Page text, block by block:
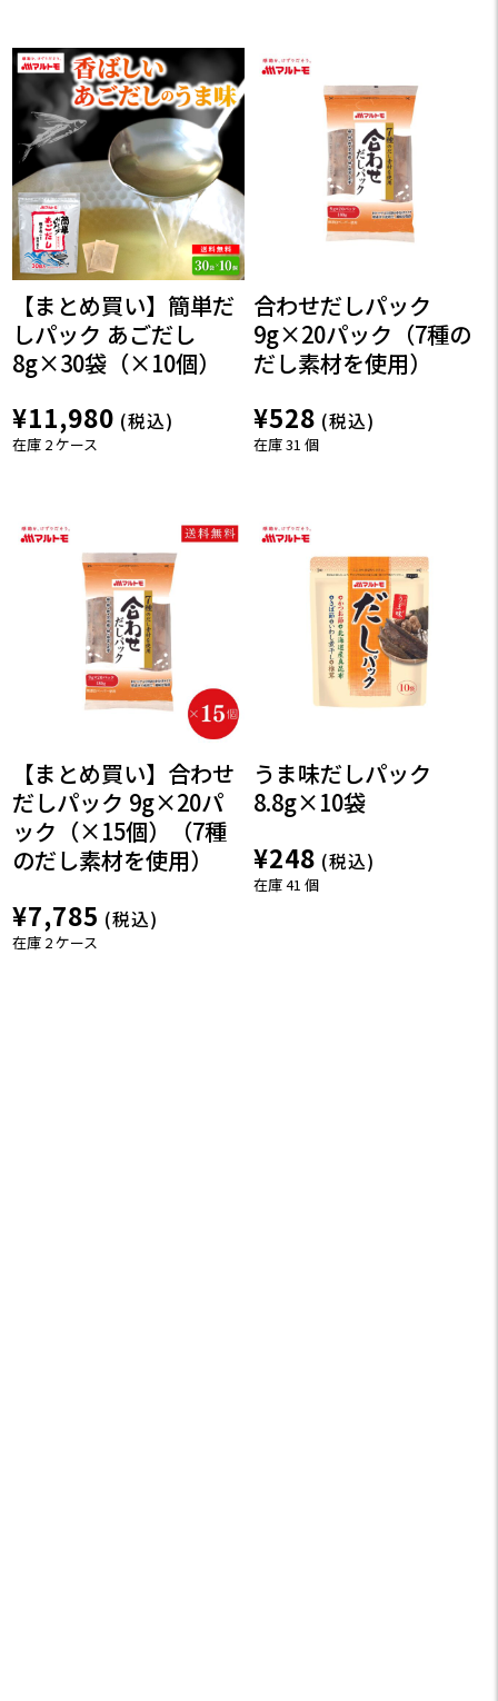
【まとめ買い】簡単だ
しパック あごだし
8g×30袋（×10個）
¥11,980 (税込)
在庫 2 ケース
合わせだしパック
9g×20パック（7種の
だし素材を使用）
¥528 (税込)
在庫 31 個
【まとめ買い】合わせ
だしパック 9g×20パ
ック（×15個）（7種
のだし素材を使用）
¥7,785 (税込)
在庫 2 ケース
うま味だしパック
8.8g×10袋
¥248 (税込)
在庫 41 個